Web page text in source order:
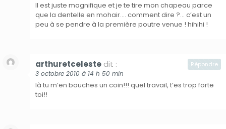
Il est juste magnifique et je te tire mon chapeau parce
que la dentelle en mohair…. comment dire ?… c’est un
peu à se pendre à la première poutre venue ! hihihi !
arthuretceleste dit :
3 octobre 2010 à 14 h 50 min
là tu m’en bouches un coin!!! quel travail, t’es trop forte
toi!!
Répondre